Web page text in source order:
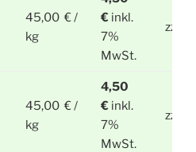
45,00 € /
kg
€ inkl.
7%
MwSt.
zzgl.
45,00 € /
kg
4,50
€ inkl.
7%
MwSt.
zzgl.